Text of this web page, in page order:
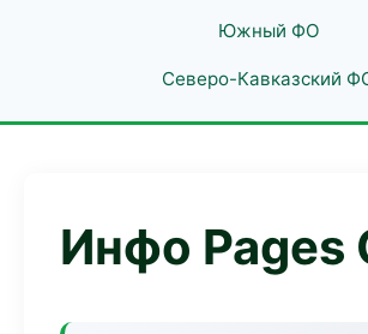
Южный ФО
Северо-Кавказский
Инфо Pages